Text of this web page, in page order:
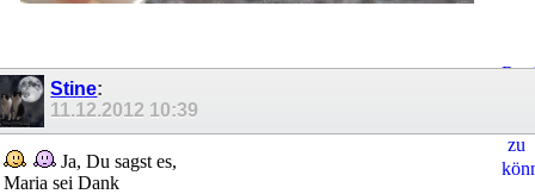
zu
Stine:
11.12.2012 10:39
Ja, Du sagst es,
Maria sei Dank